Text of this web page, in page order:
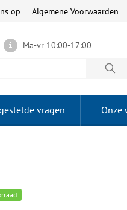
op Algemene Voorwaarden
Ma-vr 10:00-17:00
vragen Onze